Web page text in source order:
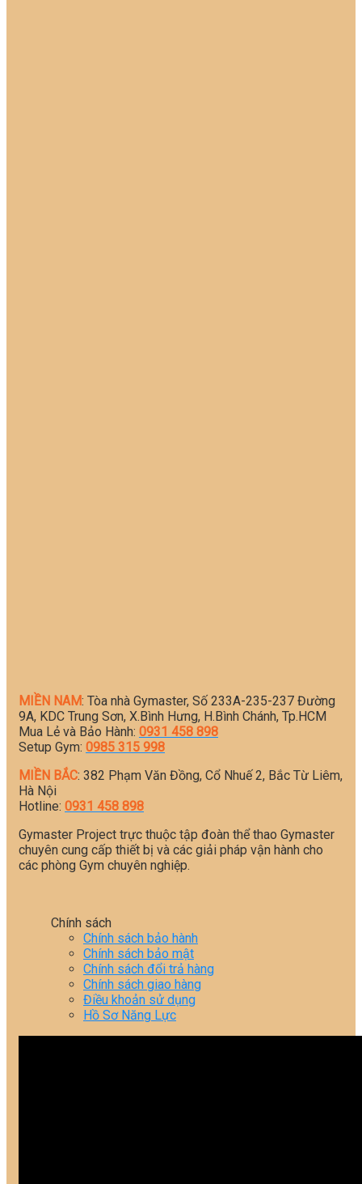
MIỀN NAM: Tòa nhà Gymaster, Số 233A-235-237 Đường
9A, KDC Trung Sơn, X.Bình Hưng, H.Bình Chánh, Tp.HCM
Mua Lẻ và Bảo Hành: 0931 458 898
Setup Gym: 0985 315 998
MIỀN BẮC: 382 Phạm Văn Đồng, Cổ Nhuế 2, Bắc Từ Liêm,
Hà Nội
Hotline: 0931 458 898
Gymaster Project trực thuộc tập đoàn thể thao Gymaster
chuyên cung cấp thiết bị và các giải pháp vận hành cho
các phòng Gym chuyên nghiệp.
Chính sách
Chính sách bảo hành
Chính sách bảo mật
Chính sách đổi trả hàng
Chính sách giao hàng
Điều khoản sử dụng
Hồ Sơ Năng Lực